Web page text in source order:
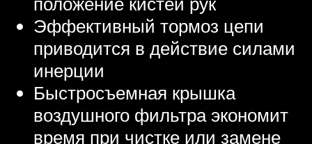
Эффективный тормоз цепи
приводится в действие силами
инерции
Быстросъемная крышка
воздушного фильтра экономит
время при чистке или замене